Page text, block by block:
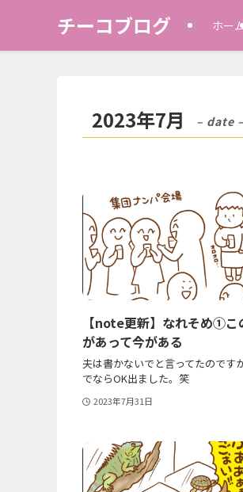
チーコブログ ホー
2023年7月 – date –
【note更新】なれそめ①こ
があって今がある
夫は書かないでと言ってたのです
でならOK出ました。笑
2023年7月31日